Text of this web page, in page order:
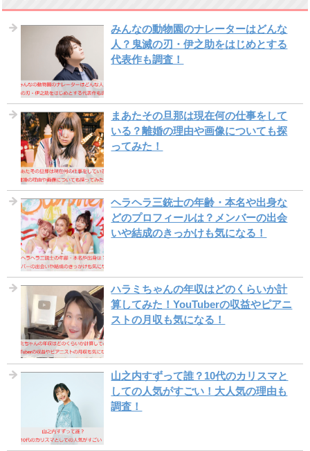
みんなの動物園のナレーターはどんな
人？鬼滅の刃・伊之助をはじめとする
代表作も調査！
まあたその旦那は現在何の仕事をして
いる？離婚の理由や画像についても探
ってみた！
ヘラヘラ三銃士の年齢・本名や出身な
どのプロフィールは？メンバーの出会
いや結成のきっかけも気になる！
ハラミちゃんの年収はどのくらいか計
算してみた！YouTuberの収益やピアニ
ストの月収も気になる！
山之内すずって誰？10代のカリスマと
しての人気がすごい！大人気の理由も
調査！